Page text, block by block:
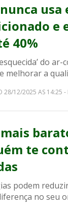
usa
e
40%
do
melhorar a
28/12/2025 AS 14:25 -
te
podem
no seu